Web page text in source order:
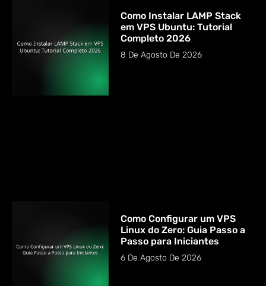
Como Instalar LAMP Stack
em VPS Ubuntu: Tutorial
Completo 2026
8 De Agosto De 2026
Como Configurar um VPS
Linux do Zero: Guia Passo a
Passo para Iniciantes
6 De Agosto De 2026